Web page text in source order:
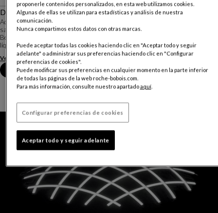
Descripción
Aqua es una hazaña discreta: la pureza de su forma esconde los tesoros del
savoir - faire desplegados para realizar el loco desafío del diseñador Fabrice
Berrux: crear una base de mármol con la forma dinámica de una gota de
líquido en el momento de s...
Ver más Descargar la ficha técnica
Reserva una cita en tienda
proponerle contenidos personalizados, en esta web utilizamos cookies.
Algunas de ellas se utilizan para estadísticas y análisis de nuestra
comunicación.
Nunca compartimos estos datos con otras marcas.
Puede aceptar todas las cookies haciendo clic en "Aceptar todo y seguir
adelante" o administrar sus preferencias haciendo clic en "Configurar
preferencias de cookies".
Puede modificar sus preferencias en cualquier momento en la parte inferior
de todas las páginas de la web roche-bobois.com.
Para más información, consulte nuestro apartadoaquí.
Configurar preferencias de cookies
Aceptar todo y seguir adelante